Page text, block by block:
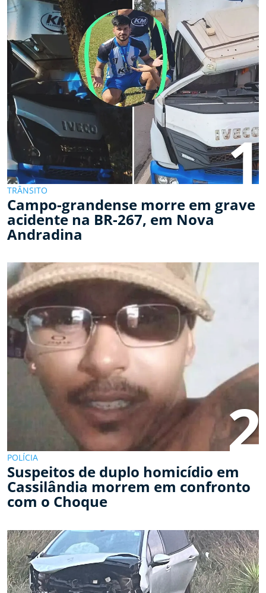
1
TRÂNSITO
Campo-grandense morre em grave
acidente na BR-267, em Nova
Andradina
2
POLÍCIA
Suspeitos de duplo homicídio em
Cassilândia morrem em confronto
com o Choque